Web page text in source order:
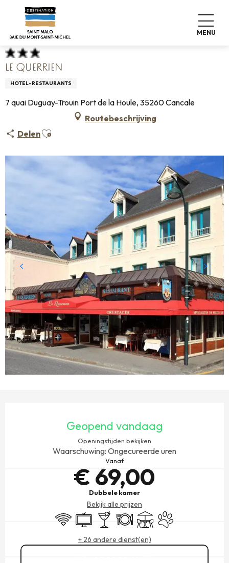
contenu
MENU
Home Koffers pakken
Le Querrien
LE QUERRIEN
HOTEL-RESTAURANTS
7 quai Duguay-Trouin Port de la Houle, 35260 Cancale
Routebeschrijving
DelenAjouter aux favoris
Geopend vandaag
Openingstijden bekijken
Waarschuwing: Ongecureerde uren
Vanaf
€ 69,00
Dubbele kamer
Bekijk alle prijzen
Wifi TelevisieBar / Versnaperingsbar
Restaurant
Terras Dieren toegelaten
+ 26 andere dienst(en)